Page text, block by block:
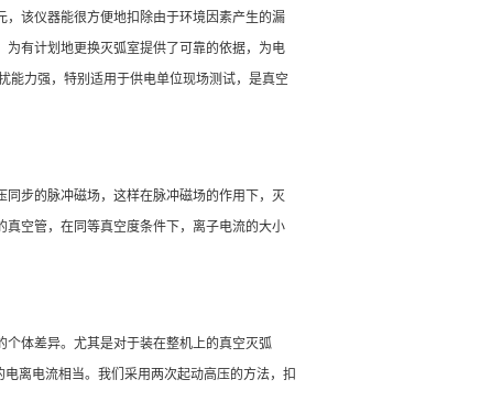
该仪器能很方便地扣除由于环境因素产生的漏
有计划地更换灭弧室提供了可靠的依据，为电
能力强，特别适用于供电单位现场测试，是真空
步的脉冲磁场，这样在脉冲磁场的作用下，灭
空管，在同等真空度条件下，离子电流的大小
体差异。尤其是对于装在整机上的真空灭弧
离电流相当。我们采用两次起动高压的方法，扣